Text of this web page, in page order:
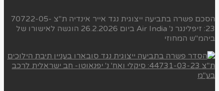
הסכם פשרה בתביעה ייצוגית נגד אייר אינדיה ת"צ 70722-05-
23: זיפלינגר נ' Air India ביום 26.2.2026 הוגשה לאישורו של
ביהמ"ש המחוזי